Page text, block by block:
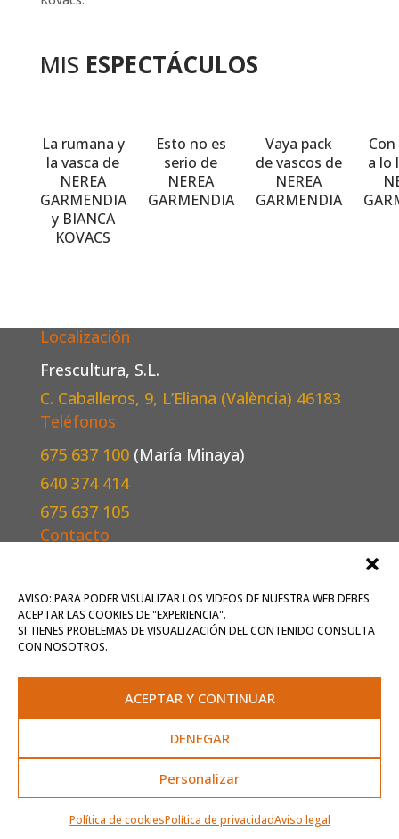
AVISO: PARA PODER VISUALIZAR LOS VIDEOS DE NUESTRA WEB DEBES
ACEPTAR LAS COOKIES DE "EXPERIENCIA".
SI TIENES PROBLEMAS DE VISUALIZACIÓN DEL CONTENIDO CONSULTA
CON NOSOTROS.
ACEPTAR Y CONTINUAR
DENEGAR
Personalizar
Política de cookiesPolítica de privacidadAviso legal
MIS ESPECTÁCULOS
La rumana y
la vasca de
NEREA
GARMENDIA
y BIANCA
KOVACS
Esto no es
serio de
NEREA
GARMENDIA
Vaya pack
de vascos de
NEREA
GARMENDIA
a lo
Localización
Frescultura, S.L.
C. Caballeros, 9, L’Eliana (València) 46183
Teléfonos
675 637 100 (María Minaya)
640 374 414
675 637 105
Contacto
oficina@frescultura.es.
Conoce mássobre nosotros.
Inicio
Qué ofrecemos
Contrata artistas